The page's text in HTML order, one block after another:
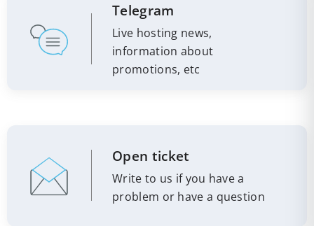
Telegram
Live hosting news,
information about
promotions, etc
Open ticket
Write to us if you have a
problem or have a question